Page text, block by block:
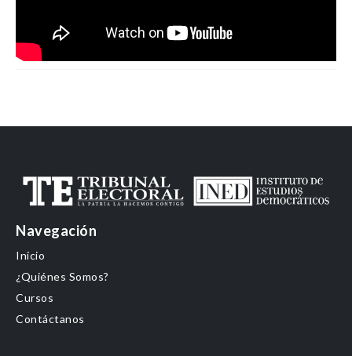
Navegación
Inicio
¿Quiénes Somos?
Cursos
Contáctanos